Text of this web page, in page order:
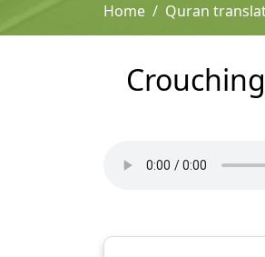
Home Quran